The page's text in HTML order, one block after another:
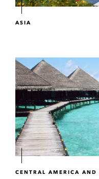
ASIA
CENTRAL AMERICA AND